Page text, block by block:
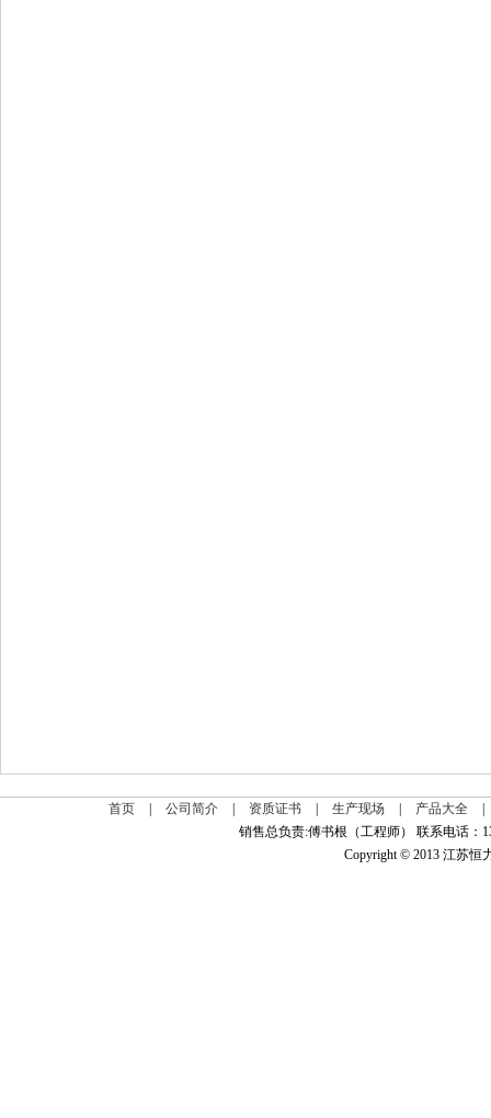
首页 | 公司简介 | 资质证书 | 生产现场 | 产品大全
|
销售总负责:傅书根（工程师） 联系电话：
Copyright © 2013 江苏恒